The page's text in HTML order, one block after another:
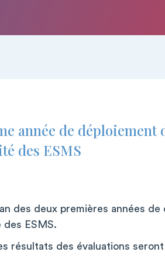
année de déploiement
des ESMS
des deux premières années de
ESMS.
résultats des évaluations